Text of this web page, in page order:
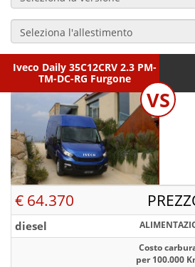
Iveco Daily 35C12CRV 2.3 PM-
TM-DC-RG Furgone
VS
€ 64.370
diesel
Costo
per 100.000